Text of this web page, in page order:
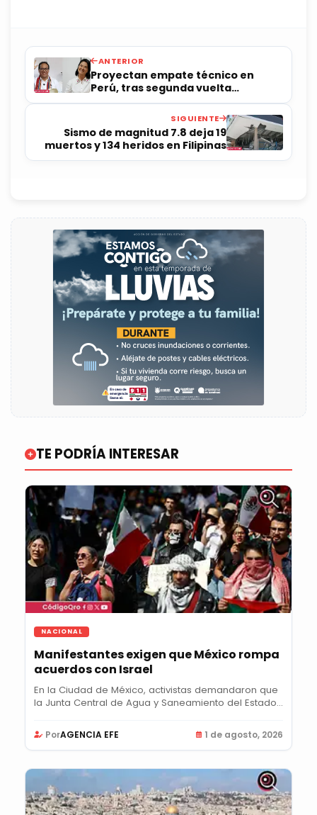
ANTERIOR
Proyectan empate técnico en
Perú, tras segunda vuelta
electoral
SIGUIENTE
Sismo de magnitud 7.8 deja 19
muertos y 134 heridos en Filipinas
TE PODRÍA INTERESAR
NACIONAL
Manifestantes exigen que México rompa
acuerdos con Israel
En la Ciudad de México, activistas demandaron que
la Junta Central de Agua y Saneamiento del Estado...
PorAGENCIA EFE 1 de agosto, 2026